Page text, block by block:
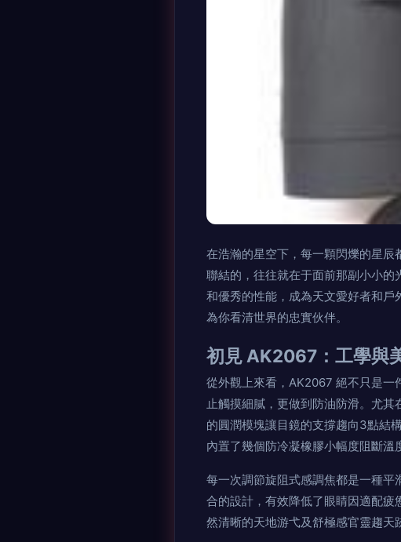
在浩瀚的星空下，每一顆閃爍的星
聯結的，往往就在于面前那副小小
和優秀的性能，成為天文愛好者和
為你看清世界的忠實伙伴。
初見 AK2067：工學與
從外觀上來看，AK2067 絕不只是一
止觸摸細膩，更做到防油防滑。尤
的圓潤模塊讓目鏡的支撐趨向3點結
內置了幾個防冷凝橡膠小幅度阻斷溫
每一次調節旋阻式感調焦都是一種
合的設計，有效降低了眼睛因適配
然清晰的天地游弋及舒極感官靈趨天